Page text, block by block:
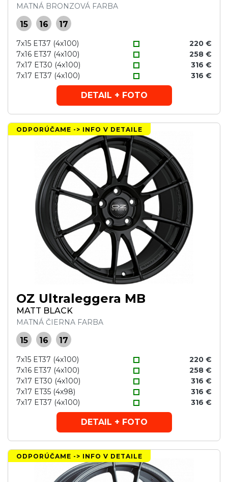
MATNÁ BRONZOVÁ FARBA
15 16 17
7x15 ET37 (4x100)
220 €
7x16 ET37 (4x100)
258 €
7x17 ET30 (4x100)
316 €
7x17 ET37 (4x100)
316 €
DETAIL + FOTO
ODPORÚČAME -> INFO V DETAILE
OZ Ultraleggera MB
MATT BLACK
MATNÁ ČIERNA FARBA
15 16 17
7x15 ET37 (4x100)
220 €
7x16 ET37 (4x100)
258 €
7x17 ET30 (4x100)
316 €
7x17 ET35 (4x98)
316 €
7x17 ET37 (4x100)
316 €
DETAIL + FOTO
ODPORÚČAME -> INFO V DETAILE